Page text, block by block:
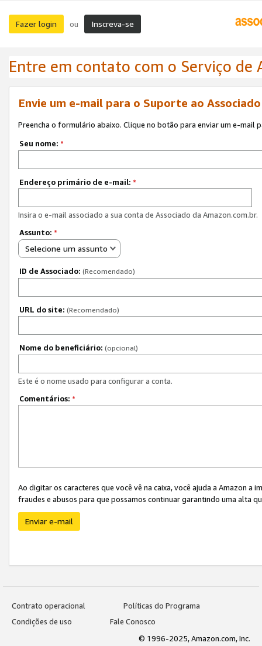
Fazer login ou Inscreva-se
Entre em contato com o Serviço de
Envie um e-mail para o Suporte ao
Preencha o formulário abaixo. Clique no botão para enviar um e-mail
Seu nome: *
Endereço primário de e-mail: *
Insira o e-mail associado a sua conta de Associado da Amazon.com.br.
Assunto: *
Selecione um assunto
ID de Associado: (Recomendado)
URL do site: (Recomendado)
Nome do beneficiário: (opcional)
Este é o nome usado para configurar a conta.
Comentários: *
Ao digitar os caracteres que você vê na caixa, você ajuda a Amazon
fraudes e abusos para que possamos continuar garantindo uma alta
Enviar e-mail
Contrato operacional
Políticas do Programa
Condições de uso
Fale Conosco
© 1996-2025, Amazon.com, Inc.